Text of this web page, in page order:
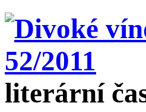
literární